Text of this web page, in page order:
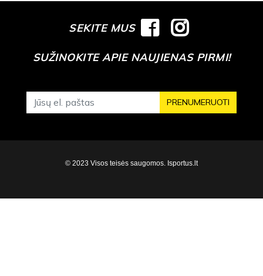
SEKITE MUS
SUŽINOKITE APIE NAUJIENAS PIRMI!
PRENUMERUOTI
© 2023 Visos teisės saugomos. Isportus.lt